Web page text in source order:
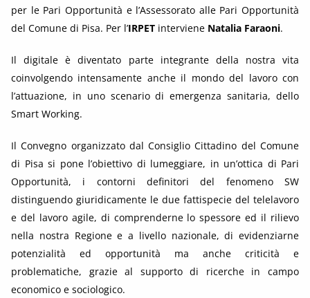
per le Pari Opportunità e l’Assessorato alle Pari Opportunità
del Comune di Pisa. Per l’IRPET interviene Natalia Faraoni.
Il digitale è diventato parte integrante della nostra vita
coinvolgendo intensamente anche il mondo del lavoro con
l’attuazione, in uno scenario di emergenza sanitaria, dello
Smart Working.
Il Convegno organizzato dal Consiglio Cittadino del Comune
di Pisa si pone l’obiettivo di lumeggiare, in un’ottica di Pari
Opportunità, i contorni definitori del fenomeno SW
distinguendo giuridicamente le due fattispecie del telelavoro
e del lavoro agile, di comprenderne lo spessore ed il rilievo
nella nostra Regione e a livello nazionale, di evidenziarne
potenzialità ed opportunità ma anche criticità e
problematiche, grazie al supporto di ricerche in campo
economico e sociologico.